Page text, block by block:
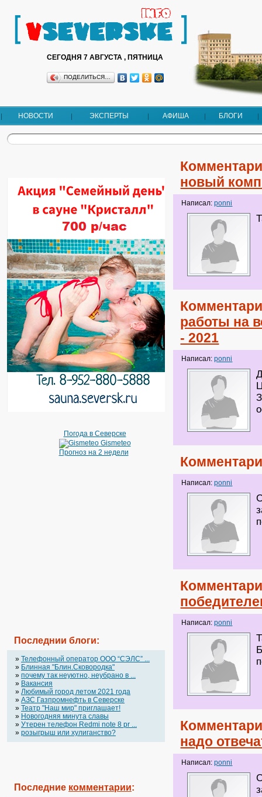
СЕГОДНЯ 7 АВГУСТА , ПЯТНИЦА
ПОДЕЛИТЬСЯ…
НОВОСТИ ЭКСПЕРТЫ АФИША БЛОГИ
Погода в Северске
Gismeteo
Прогноз на 2 недели
Последнии блоги:
» Телефонный оператор OOO “СЭЛС” ...
» Блинная "Блин.Сковородка"
» почему так неуютно, неубрано в ...
» Вакансия
» Любимый город летом 2021 года
» АЗС Газпромнефть в Северске
» Театр "Наш мир" приглашает!
» Новогодняя минута славы
» Утерен телефон Redmi note 8 pr ...
» розыгрыш или хулиганство?
Последние комментарии:
новый
Написал:ponni
работы на
‑ 2021
Написал:ponni
Написал:ponni
Написал:ponni
надо
Написал:ponni